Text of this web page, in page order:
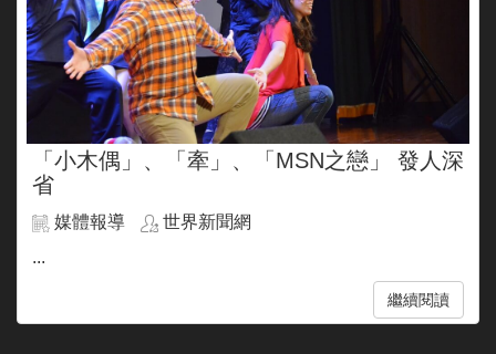
「小木偶」、「牽」、「MSN之戀」 發人深
省
媒體報導
世界新聞網
...
繼續閱讀